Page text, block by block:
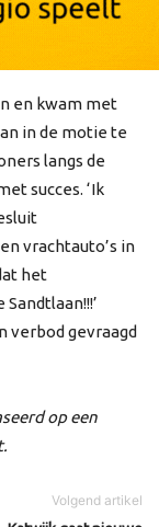
en kwam met
in de motie te
langs de
succes. ‘Ik
vrachtauto’s in
het
verbod gevraagd
op een
Volgend artikel